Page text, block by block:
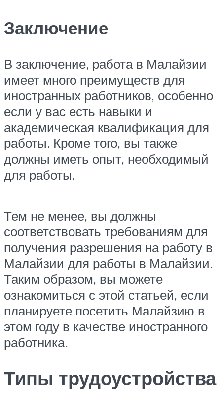
Заключение
В заключение, работа в Малайзии
имеет много преимуществ для
иностранных работников, особенно
если у вас есть навыки и
академическая квалификация для
работы. Кроме того, вы также
должны иметь опыт, необходимый
для работы.
Тем не менее, вы должны
соответствовать требованиям для
получения разрешения на работу в
Малайзии для работы в Малайзии.
Таким образом, вы можете
ознакомиться с этой статьей, если
планируете посетить Малайзию в
этом году в качестве иностранного
работника.
Типы трудоустройства